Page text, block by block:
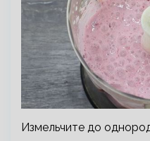
Измельчите до